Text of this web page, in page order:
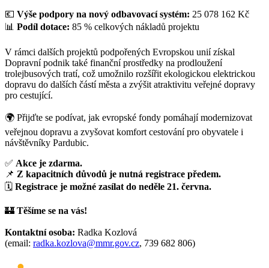
💶 Výše podpory na nový odbavovací systém: 25 078 162 Kč
📊 Podíl dotace: 85 % celkových nákladů projektu
V rámci dalších projektů podpořených Evropskou unií získal
Dopravní podnik také finanční prostředky na prodloužení
trolejbusových tratí, což umožnilo rozšířit ekologickou elektrickou
dopravu do dalších částí města a zvýšit atraktivitu veřejné dopravy
pro cestující.
🌍 Přijďte se podívat, jak evropské fondy pomáhají modernizovat
veřejnou dopravu a zvyšovat komfort cestování pro obyvatele i
návštěvníky Pardubic.
✅ Akce je zdarma.
📌 Z kapacitních důvodů je nutná registrace předem.
🗓️ Registrace je možné zasílat do neděle 21. června.
🏰 Těšíme se na vás!
Kontaktní osoba: Radka Kozlová
(email: radka.kozlova@mmr.gov.cz, 739 682 806)